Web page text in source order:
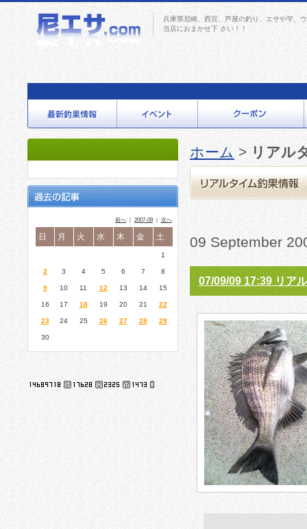
兵庫県尼崎、西宮、芦屋の釣り、エサや竿、
当店におまかせ下 さい！！
前へ 2007-09 次へ
日 月 火 水 木 金 土
1
2 3 4 5 6 7 8
9 10 11 12 13 14 15
16 17 18 19 20 21 22
23 24 25 26 27 28 29
30
ホーム > リアル
09 September
07/09/09 17:39 リア